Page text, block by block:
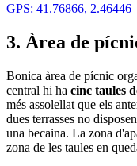
GPS: 41.76866, 2.46446
3. Àrea de
Bonica àrea de pícnic
central hi ha cinc taules
més assolellat que els
dues terrasses no
una becaina. La zona
zona de les taules en